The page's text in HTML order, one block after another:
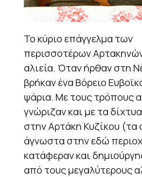
Το κύριο επάγγελμα των
περισσοτέρων
αλιεία. Όταν ήρθαν στη
βρήκαν ένα Βόρειο
ψάρια. Με τους τρόπους
γνώριζαν και με τα
στην Αρτάκη Κυζίκου (τα
άγνωστα στην εδώ
κατάφεραν και
από τους μεγαλύτερους